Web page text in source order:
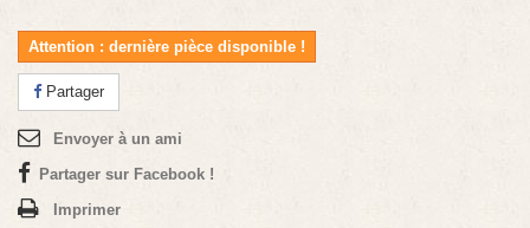
Attention : dernière pièce disponible !
Partager
Envoyer à un ami
Partager sur Facebook !
Imprimer